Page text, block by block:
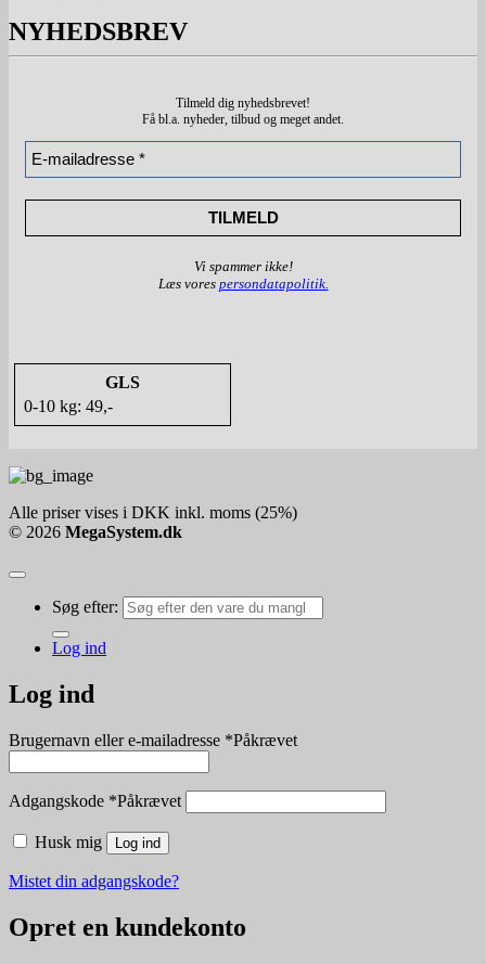
NYHEDSBREV
Tilmeld dig nyhedsbrevet!
Få bl.a. nyheder, tilbud og meget andet.
Vi spammer ikke!
Læs vores persondatapolitik.
GLS
0-10 kg: 49,-
Alle priser vises i DKK inkl. moms (25%)
© 2026 MegaSystem.dk
Søg efter:
Log ind
Log ind
Brugernavn eller e-mailadresse *Påkrævet
Adgangskode *Påkrævet
Husk mig Log ind
Mistet din adgangskode?
Opret en kundekonto